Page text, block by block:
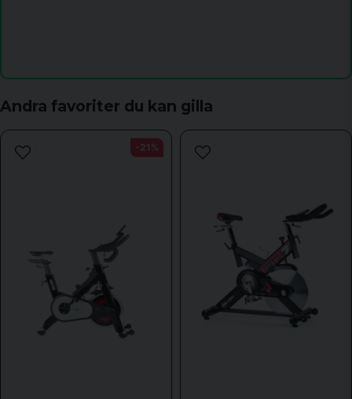
Skicka fråga
Andra favoriter du kan gilla
-21%